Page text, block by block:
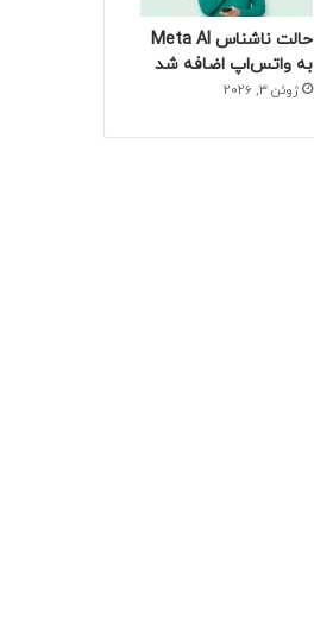
حالت ناشناس Meta AI
به واتس‌اپ اضافه شد
ژوئن 3, 2026